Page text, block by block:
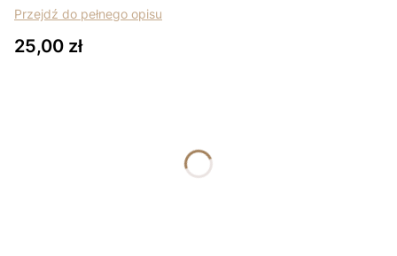
Przejdź do pełnego opisu
Cena
25,00 zł